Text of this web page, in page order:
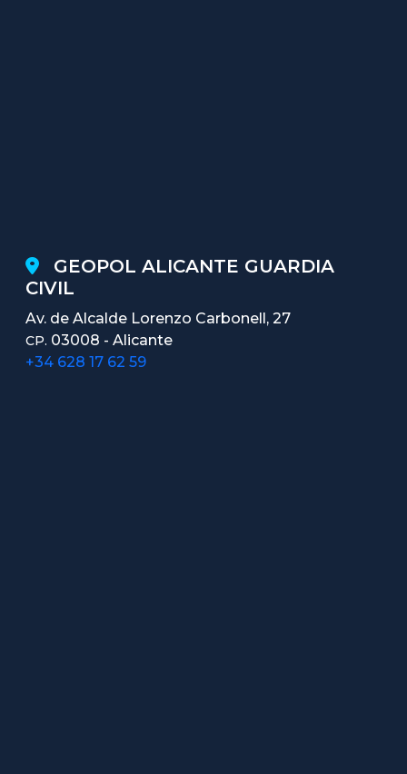
GEOPOL ALICANTE GUARDIA
CIVIL
Av. de Alcalde Lorenzo Carbonell, 27
CP. 03008 - Alicante
+34 628 17 62 59